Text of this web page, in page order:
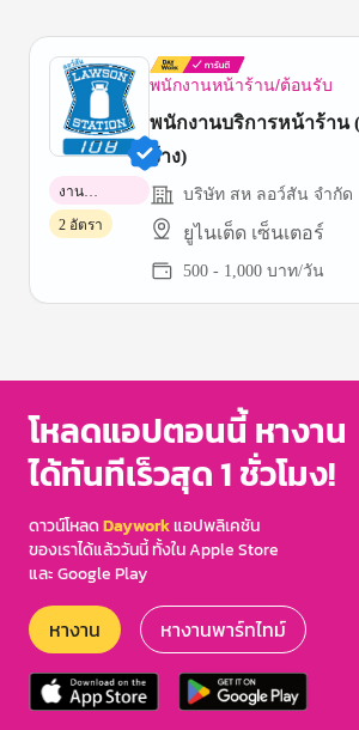
พนักงานหน้าร้าน/ต้อนรับ
พนักงานบริการหน้าร้า
จ้าง)
บริษัท สห ลอว์สัน จำกัด
ยูไนเต็ด เซ็นเตอร์
500 - 1,000 บาท/วัน
งาน
พาร์ทไทม์
2 อัตรา
of
โหลดแอปตอนนี้ หางาน
ได้ทันทีเร็วสุด 1 ชั่วโมง!
ดาวน์โหลดDayworkแอปพลิเคชัน
ของเราได้แล้ววันนี้ ทั้งใน Apple Store
และ Google Play
หางาน หางานพาร์ทไทม์